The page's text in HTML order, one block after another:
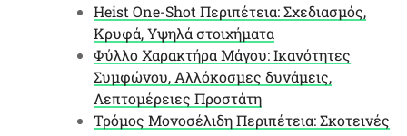
Heist One-Shot Περιπέτεια: Σχεδιασμός,
Κρυφά, Υψηλά στοιχήματα
Φύλλο Χαρακτήρα Μάγου: Ικανότητες
Συμφώνου, Αλλόκοσμες δυνάμεις,
Λεπτομέρειες Προστάτη
Τρόμος Μονοσέλιδη Περιπέτεια: Σκοτεινές